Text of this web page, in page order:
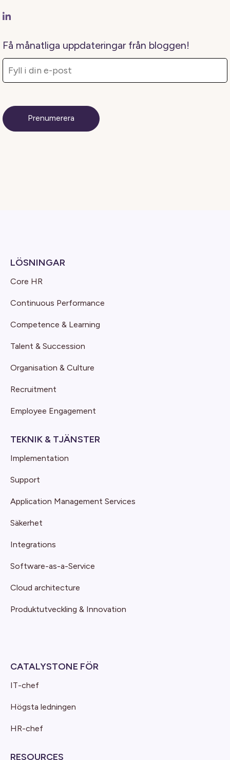
Få månatliga uppdateringar från bloggen!
LÖSNINGAR
Core HR
Continuous Performance
Competence & Learning
Talent & Succession
Organisation & Culture
Recruitment
Employee Engagement
TEKNIK & TJÄNSTER
Implementation
Support
Application Management Services
Säkerhet
Integrations
Software-as-a-Service
Cloud architecture
Produktutveckling & Innovation
CATALYSTONE FÖR
IT-chef
Högsta ledningen
HR-chef
RESOURCES